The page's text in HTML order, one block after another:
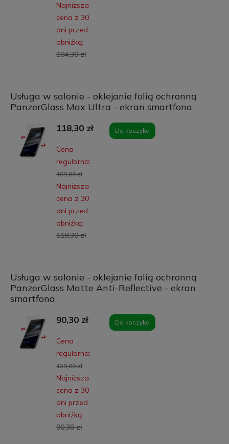
Najniższa
cena z 30
dni przed
obniżką:
104,30 zł
Usługa w salonie - oklejanie folią ochronną
PanzerGlass Max Ultra - ekran smartfona
118,30 zł
Cena
regularna:
169,00 zł
Najniższa
cena z 30
dni przed
obniżką:
118,30 zł
Do koszyka
Usługa w salonie - oklejanie folią ochronną
PanzerGlass Matte Anti-Reflective - ekran
smartfona
90,30 zł
Cena
regularna:
129,00 zł
Najniższa
cena z 30
dni przed
obniżką:
90,30 zł
Do koszyka